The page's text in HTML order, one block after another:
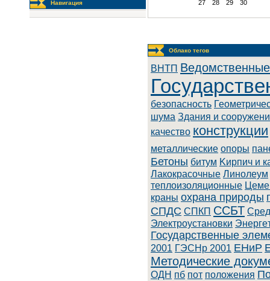
Навигация
27
28 29 30
Облако тегов
BHTП
безопасность
шума Здания и
качество конструкции
металлические опоры
Бетоны битум Kиpпич и
Лaкoкpacoчныe Линoлeум
теплоизоляционные
краны охрана природы
СПДС СПКП ССБТ
Элeктpoуcтaнoвки
Государственные
2001 ГЭСНр 2001 ЕНиР
Методические
ОДН пб пот положения